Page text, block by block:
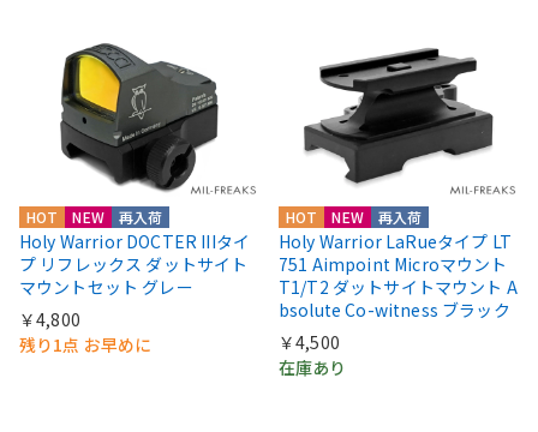
HOT NEW 再入荷
Holy Warrior DOCTER IIIタイ
プ リフレックス ダットサイト
マウントセット グレー
￥4,800
残り1点 お早めに
HOT NEW 再入荷
Holy Warrior LaRueタイプ LT
751 Aimpoint Microマウント
T1/T2 ダットサイトマウント A
bsolute Co-witness ブラック
￥4,500
在庫あり